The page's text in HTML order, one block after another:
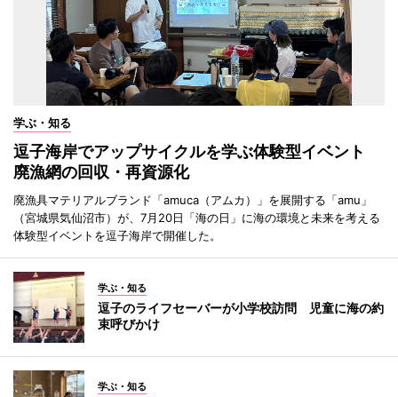
学ぶ・知る
逗子海岸でアップサイクルを学ぶ体験型イベント
廃漁網の回収・再資源化
廃漁具マテリアルブランド「amuca（アムカ）」を展開する「amu」
（宮城県気仙沼市）が、7月20日「海の日」に海の環境と未来を考える
体験型イベントを逗子海岸で開催した。
学ぶ・知る
逗子のライフセーバーが小学校訪問 児童に海の約
束呼びかけ
学ぶ・知る